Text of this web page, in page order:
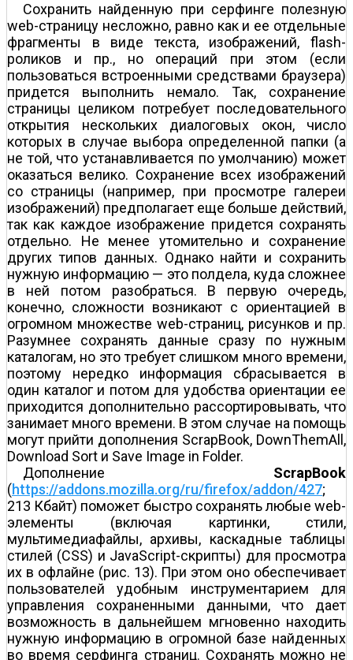
Сохранить найденную при серфинге полезную
web-страницу несложно, равно как и ее отдельные
фрагменты в виде текста, изображений, flash-
роликов и пр., но операций при этом (если
пользоваться встроенными средствами браузера)
придется выполнить немало. Так, сохранение
страницы целиком потребует последовательного
открытия нескольких диалоговых окон, число
которых в случае выбора определенной папки (а
не той, что устанавливается по умолчанию) может
оказаться велико. Сохранение всех изображений
со страницы (например, при просмотре галереи
изображений) предполагает еще больше действий,
так как каждое изображение придется сохранять
отдельно. Не менее утомительно и сохранение
других типов данных. Однако найти и сохранить
нужную информацию — это полдела, куда сложнее
в ней потом разобраться. В первую очередь,
конечно, сложности возникают с ориентацией в
огромном множестве web-страниц, рисунков и пр.
Разумнее сохранять данные сразу по нужным
каталогам, но это требует слишком много времени,
поэтому нередко информация сбрасывается в
один каталог и потом для удобства ориентации ее
приходится дополнительно рассортировывать, что
занимает много времени. В этом случае на помощь
могут прийти дополнения ScrapBook, DownThemAll,
Download Sort и Save Image in Folder.
Дополнение ScrapBook
(https://addons.mozilla.org/ru/firefox/addon/427;
213 Кбайт) поможет быстро сохранять любые web-
элементы (включая картинки, стили,
мультимедиафайлы, архивы, каскадные таблицы
стилей (CSS) и JavaScript-скрипты) для просмотра
их в офлайне (рис. 13). При этом оно обеспечивает
пользователей удобным инструментарием для
управления сохраненными данными, что дает
возможность в дальнейшем мгновенно находить
нужную информацию в огромной базе найденных
во время серфинга страниц. Сохранять можно не